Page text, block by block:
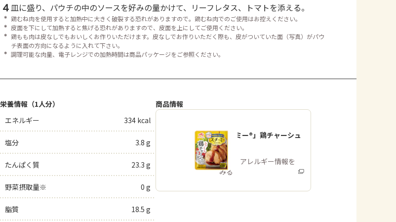
4 皿に盛り、パウチの中のソースを好みの量かけて、リーフレタス、トマトを添える。
＊ 鶏むね肉を使用すると加熱中に大きく破裂する恐れがありますので。鶏むね肉でのご使用はお控えください。
＊ 皮面を下にして加熱すると焦げる恐れがありますので、皮面を上にしてご使用ください。
＊ 鶏もも肉は皮なしでもおいしくお作りいただけます。皮なしでお作りいただく際も、皮がついていた面（写真）がパウ
チ表面の方向になるように入れて下さい。
＊ 調理可能な肉量、電子レンジでの加熱時間は商品パッケージをご参照ください。
栄養情報（1人分）
エネルギー
334 kcal
塩分 3.8 g
たんぱく質 23.3 g
野菜摂取量※ 0 g
脂質 18.5 g
商品情報
「スチーミー®」鶏チャーシュ
ー用
商品・アレルギー情報を
みる